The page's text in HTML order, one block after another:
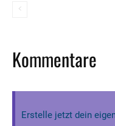
Kommentare
Erstelle jetzt dein